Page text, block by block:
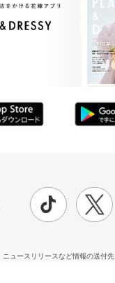
ニュースリリースなど情報の送付先